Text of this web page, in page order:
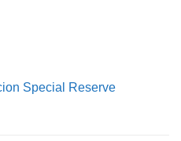
Special Reserve